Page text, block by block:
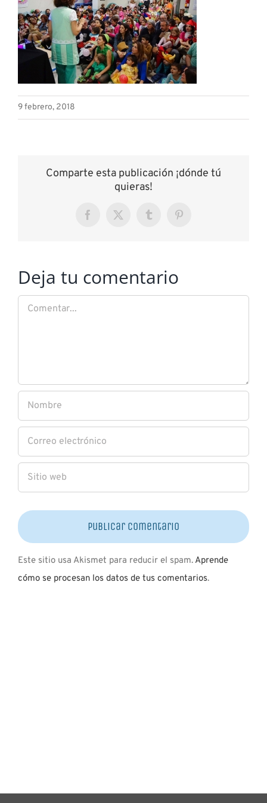
9 febrero, 2018
Comparte esta publicación ¡dónde tú
quieras!
Facebook
X TumblrPinterest
Deja tu comentario
Comentar
Este sitio usa Akismet para reducir el spam. Aprende
cómo se procesan los datos de tus comentarios.